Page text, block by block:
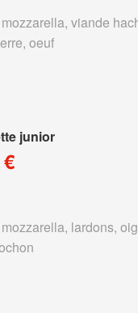
viande
oeuf
junior
lardons,